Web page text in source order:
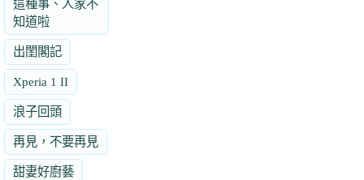
這種事、人家不
知道啦
出閨閣記
Xperia 1 II
浪子回頭
再見，不要再見
甜妻好廚藝